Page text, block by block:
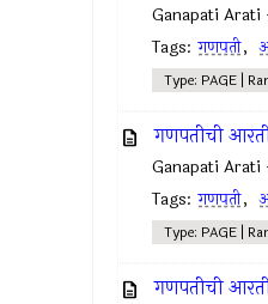
Ganapati Arati
Tags: गणपती,
Type: PAGE |
गणपतीची
Ganapati Arati
Tags: गणपती,
Type: PAGE |
गणपतीची